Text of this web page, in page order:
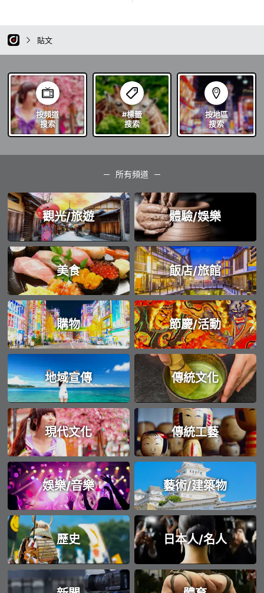
貼文
按頻道
搜索
#標籤
搜索
按地區
搜索
所有頻道
觀光/旅遊 體驗/娛樂
美食 飯店/旅館
購物 節慶/活動
地域宣傳 傳統文化
現代文化 傳統工藝
娛樂/音樂 藝術/建築物
歷史 日本人/名人